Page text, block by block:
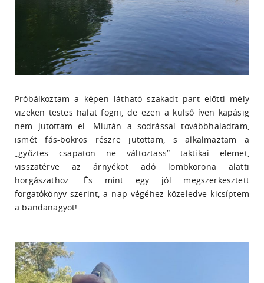
Próbálkoztam a képen látható szakadt part előtti mély
vizeken testes halat fogni, de ezen a külső íven kapásig
nem jutottam el. Miután a sodrással továbbhaladtam,
ismét fás-bokros részre jutottam, s alkalmaztam a
„győztes csapaton ne változtass” taktikai elemet,
visszatérve az árnyékot adó lombkorona alatti
horgászathoz. És mint egy jól megszerkesztett
forgatókönyv szerint, a nap végéhez közeledve kicsíptem
a bandanagyot!